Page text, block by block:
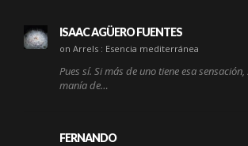
ISAAC AGÜERO FUENTES
on Arrels : Esencia mediterránea
Pues sí. Si más de uno tiene esa
manía de…
FERNANDO